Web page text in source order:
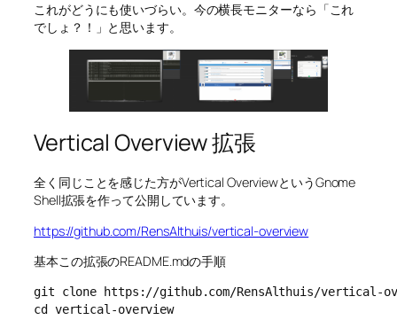
これがどうにも使いづらい。今の横長モニターなら「これ
でしょ？！」と思います。
Vertical Overview 拡張
全く同じことを感じた方がVertical OverviewというGnome
Shell拡張を作って公開しています。
https://github.com/RensAlthuis/vertical-overview
基本この拡張のREADME.mdの手順
git clone https://github.com/RensAlthuis/vertical-
cd vertical-overview